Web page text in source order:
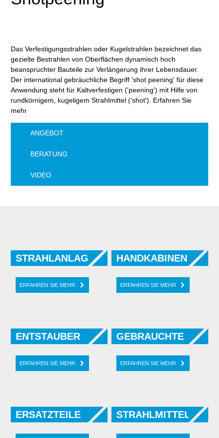
Mattieren
Das Verfestigungsstrahlen oder Kugelstrahlen bezeichnet das
gezielte Bestrahlen von Oberflächen dynamisch hoch
beanspruchter Bauteile zur Verlängerung ihrer Lebensdauer.
Der international gebräuchliche Begriff 'shot peening' für diese
Anwendung steht für Kaltverfestigen ('peening') mit Hilfe von
rundkörnigem, kugeligem Strahlmittel ('shot'). Erfahren Sie
mehr
ANGEBOT
BERATUNG
VIDEO
STRAHLANLAGEN
ERFAHREN SIE MEHR
HANDKABINEN
ERFAHREN SIE MEHR
ENTSTAUBER
ERFAHREN SIE MEHR
GEBRAUCHTE
ERFAHREN SIE MEHR
ERSATZTEILE STRAHLMITTEL